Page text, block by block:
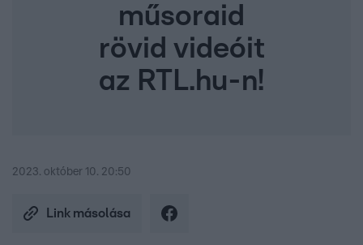
műsoraid
rövid videóit
az RTL.hu-n!
2023. október 10. 20:50
Link másolása